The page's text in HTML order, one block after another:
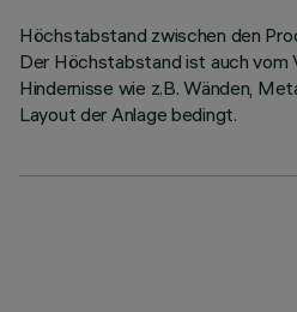
Höchstabstand zwischen den
Der Höchstabstand ist auch vom
Hindernisse wie z.B. Wänden,
Layout der Anlage bedingt.